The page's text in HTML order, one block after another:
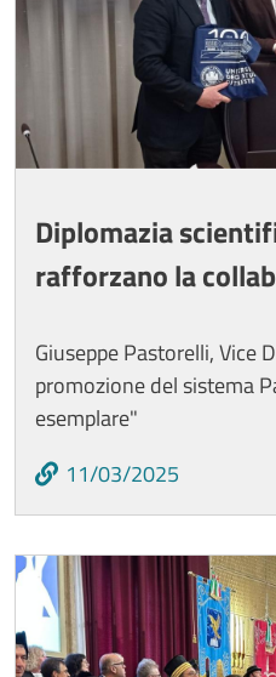
Diplomazia
rafforzano la
Giuseppe Pastorelli, Vice
promozione del sistema
esemplare"
11/03/2025
Image